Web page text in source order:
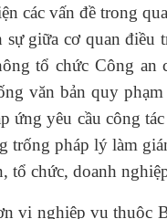
các vấn đề trong
giữa cơ quan điều
tổ chức Công an
văn bản quy
ứng yêu cầu công
trống pháp lý làm
tổ chức, doanh
vị nghiệp vụ thuộc